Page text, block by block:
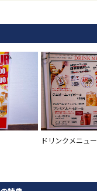
ドリンクメニュー